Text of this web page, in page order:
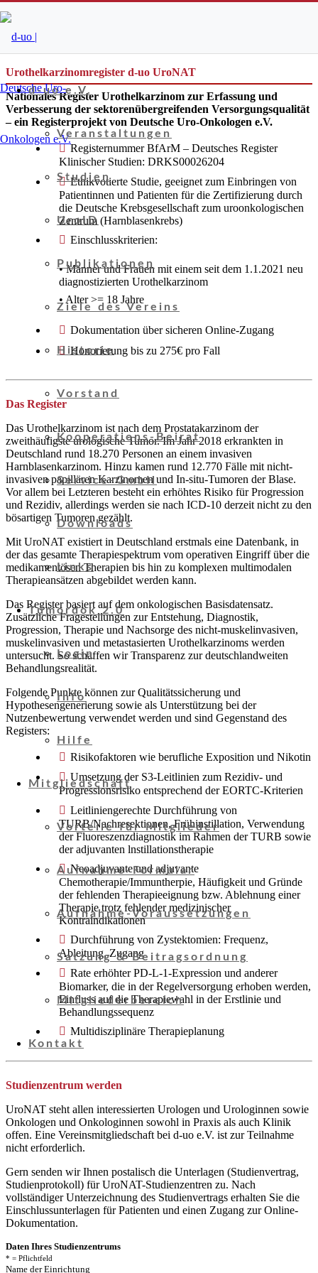
d-uo e.V.
Veranstaltungen
Studien
UroID
Publikationen
Ziele des Vereins
Historie
Vorstand
Kooperations-Beirat
Service-GmbH
Downloads
Links
Tumordok 2.0
Login
Info
Hilfe
Mitgliedschaft
Vorteile für Mitglieder
Aufnahme-Formular
Aufnahme-Voraussetzungen
Satzung & Beitragsordnung
Mitgliederbereich
Kontakt
Urothelkarzinomregister d-uo UroNAT
Nationales Register Urothelkarzinom zur Erfassung und
Verbesserung der sektorenübergreifenden Versorgungsqualität
– ein Registerprojekt von Deutsche Uro-Onkologen e.V.
Registernummer BfArM – Deutsches Register
Klinischer Studien: DRKS00026204
Ethikvotierte Studie, geeignet zum Einbringen von
Patientinnen und Patienten für die Zertifizierung durch
die Deutsche Krebsgesellschaft zum uroonkologischen
Zentrum (Harnblasenkrebs)
Einschlusskriterien:
• Männer und Frauen mit einem seit dem 1.1.2021 neu
diagnostizierten Urothelkarzinom
• Alter >= 18 Jahre
Dokumentation über sicheren Online-Zugang
Honorierung bis zu 275€ pro Fall
Das Register
Das Urothelkarzinom ist nach dem Prostatakarzinom der
zweithäufigste urologische Tumor. Im Jahr 2018 erkrankten in
Deutschland rund 18.270 Personen an einem invasiven
Harnblasenkarzinom. Hinzu kamen rund 12.770 Fälle mit nicht-
invasiven papillären Karzinomen und In-situ-Tumoren der Blase.
Vor allem bei Letzteren besteht ein erhöhtes Risiko für Progression
und Rezidiv, allerdings werden sie nach ICD-10 derzeit nicht zu den
bösartigen Tumoren gezählt.
Mit UroNAT existiert in Deutschland erstmals eine Datenbank, in
der das gesamte Therapiespektrum vom operativen Eingriff über die
medikamentösen Therapien bis hin zu komplexen multimodalen
Therapieansätzen abgebildet werden kann.
Das Register basiert auf dem onkologischen Basisdatensatz.
Zusätzliche Fragestellungen zur Entstehung, Diagnostik,
Progression, Therapie und Nachsorge des nicht-muskelinvasiven,
muskelinvasiven und metastasierten Urothelkarzinoms werden
untersucht. So schaffen wir Transparenz zur deutschlandweiten
Behandlungsrealität.
Folgende Punkte können zur Qualitätssicherung und
Hypothesengenerierung sowie als Unterstützung bei der
Nutzenbewertung verwendet werden und sind Gegenstand des
Registers:
Risikofaktoren wie berufliche Exposition und Nikotin
Umsetzung der S3-Leitlinien zum Rezidiv- und
Progressionsrisiko entsprechend der EORTC-Kriterien
Leitliniengerechte Durchführung von
TURB/Nachresektionen, Frühinstillation, Verwendung
der Fluoreszenzdiagnostik im Rahmen der TURB sowie
der adjuvanten lnstillationstherapie
Neoadjuvante und adjuvante
Chemotherapie/Immuntherpie, Häufigkeit und Gründe
der fehlenden Therapieeignung bzw. Ablehnung einer
Therapie trotz fehlender medizinischer
Kontraindikationen
Durchführung von Zystektomien: Frequenz,
Ableitung, Zugang
Rate erhöhter PD-L-1-Expression und anderer
Biomarker, die in der Regelversorgung erhoben werden,
Einfluss auf die Therapiewahl in der Erstlinie und
Behandlungssequenz
Multidisziplinäre Therapieplanung
Studienzentrum werden
UroNAT steht allen interessierten Urologen und Urologinnen sowie
Onkologen und Onkologinnen sowohl in Praxis als auch Klinik
offen. Eine Vereinsmitgliedschaft bei d-uo e.V. ist zur Teilnahme
nicht erforderlich.
Gern senden wir Ihnen postalisch die Unterlagen (Studienvertrag,
Studienprotokoll) für UroNAT-Studienzentren zu. Nach
vollständiger Unterzeichnung des Studienvertrags erhalten Sie die
Einschlussunterlagen für Patienten und einen Zugang zur Online-
Dokumentation.
Daten Ihres Studienzentrums
* = Pflichtfeld
Name der Einrichtung